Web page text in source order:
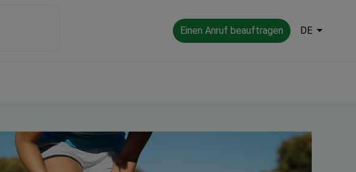
Einen Anruf beauftragen DE